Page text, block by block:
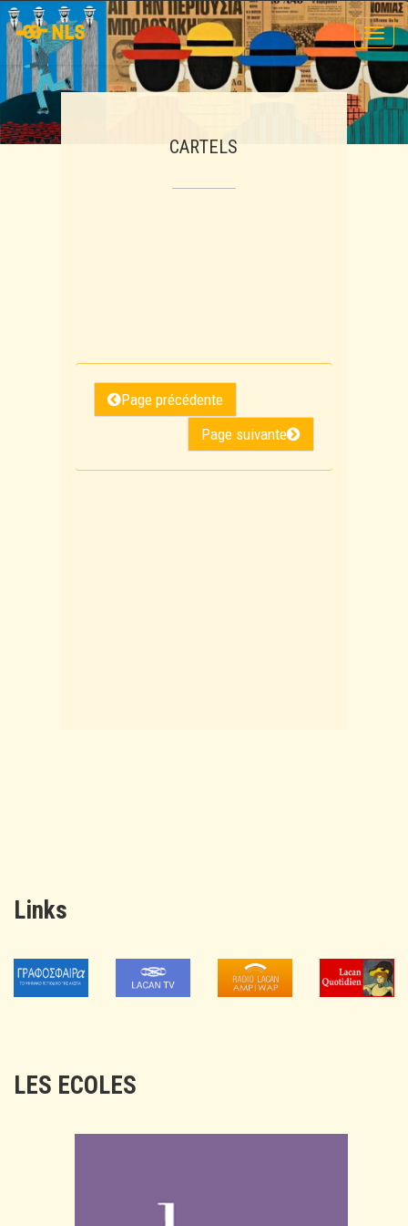
CARTELS
Page précédente
Page suivante
Links
LES ECOLES